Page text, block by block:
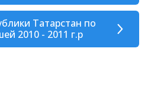
Татарстан по
2010 - 2011 г.р